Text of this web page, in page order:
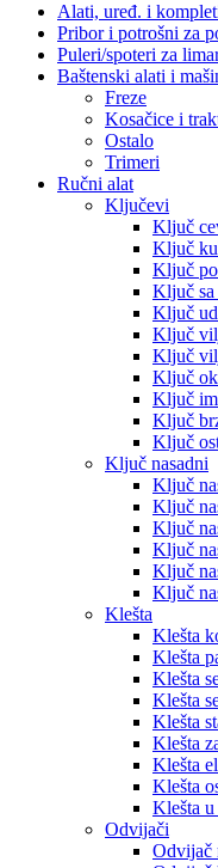
Alati, uređ. i
Pribor i potrošni za
Puleri/spoteri za
Baštenski alati i
Freze
Kosačice i
Ostalo
Trimeri
Ručni alat
Ključevi
Ključ
Ključ
Ključ
Ključ
Ključ
Ključ
Ključ
Ključ
Ključ
Ključ
Ključ
Ključ nasadni
Ključ
Ključ
Ključ
Ključ
Ključ
Ključ
Klešta
Klešta
Klešta
Klešta
Klešta
Klešta
Klešta
Klešta
Klešta
Klešta u
Odvijači
Odvijač